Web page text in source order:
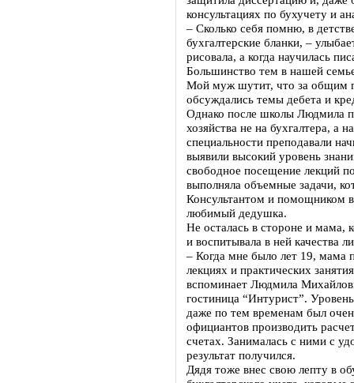
консультациях по бухучету и
– Сколько себя помню, в
бухгалтерские бланки, –
рисовала, а когда научилась
Большинство тем в нашей
Мой муж шутит, что за общим
обсуждались темы дебета и
Однако после школы Людмила
хозяйства не на бухгалтера, а
специальности преподавали
выявили высокий уровень
свободное посещение лекций
выполняла объемные задачи,
Консультантом и помощником
любимый дедушка.
Не осталась в стороне и мама,
и воспитывала в ней качества
– Когда мне было лет 19, мама
лекциях и практических
вспоминает Людмила
гостиница “Интурист”.
даже по тем временам был
официантов производить
счетах. Занималась с ними с
результат получился.
Дядя тоже внес свою лепту в